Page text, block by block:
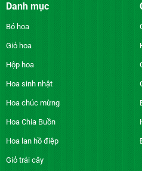
Danh mục
Bó hoa
Giỏ hoa
Hộp hoa
Hoa sinh nhật
Hoa chúc mừng
Hoa Chia Buồn
Hoa lan hồ điệp
Giỏ trái cây